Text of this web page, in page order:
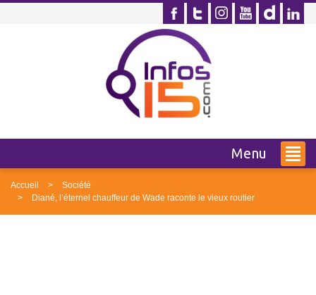
Menu
Accueil
Société
Diané, l’éternel chauffeur de Wade raconte le vieux routier